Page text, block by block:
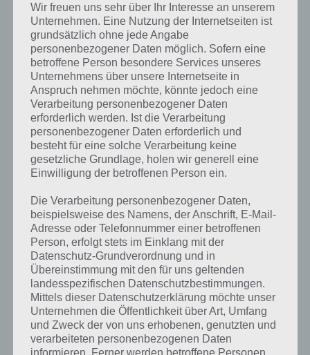
Road Smash 2 Mit Action auf der Straße
– (c) Zillion Whales
werdet ihr
mittels
Tutorial in das
Spiel
eingeführt.
Dabei lernt ihr
verschiedenen
Funktionen
kennen. Beschleunigt wird hierbei automatisch, ihr müsst nur noch
euer Gerät neigen, um so die Fahrbahn zu wechseln.
Die Besonderheit in Road Smash 2 liegt am Nitroverhalten. Dieses
könnt ihr wieder aufladen, indem ihr andere Autos von der Seite
rammt. Daher haben wir dem Spiel für Android auch den Titel
actionreich verpasst.
Gespielt wird hierbei immer aus einer Perspektive von hinten,
oberhalb, sodass die Straße gut im Blick ist. Ab und zu erwarten euch
auch Helikopter, die die Polizei bei ihrer Verfolgung unterstützen.
Wir freuen uns sehr über Ihr Interesse an unserem
Unternehmen. Eine Nutzung der Internetseiten ist
grundsätzlich ohne jede Angabe
personenbezogener Daten möglich. Sofern eine
betroffene Person besondere Services unseres
Unternehmens über unsere Internetseite in
Anspruch nehmen möchte, könnte jedoch eine
Verarbeitung personenbezogener Daten
erforderlich werden. Ist die Verarbeitung
personenbezogener Daten erforderlich und
besteht für eine solche Verarbeitung keine
gesetzliche Grundlage, holen wir generell eine
Einwilligung der betroffenen Person ein.
Die Verarbeitung personenbezogener Daten,
beispielsweise des Namens, der Anschrift, E-Mail-
Adresse oder Telefonnummer einer betroffenen
Person, erfolgt stets im Einklang mit der
Datenschutz-Grundverordnung und in
Übereinstimmung mit den für uns geltenden
landesspezifischen Datenschutzbestimmungen.
Mittels dieser Datenschutzerklärung möchte unser
Unternehmen die Öffentlichkeit über Art, Umfang
und Zweck der von uns erhobenen, genutzten und
verarbeiteten personenbezogenen Daten
informieren. Ferner werden betroffene Personen